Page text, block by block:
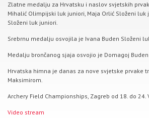
Zlatne medalju za Hrvatsku i naslov svjetskih
Mihalić Olimpijski luk juniori, Maja Orlić Složeni luk
Složeni luk juniori.
Srebrnu medalju osvojila je Ivana Buden Složeni
Medalju brončanog sjaja osvojio je Domagoj
Hrvatska himna je danas za nove svjetske prvake
Maksimirom.
Archery Field Championships, Zagreb od 18. do 24.
Video stream